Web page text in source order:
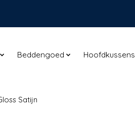
Beddengoed Hoofdkussens
Satijn